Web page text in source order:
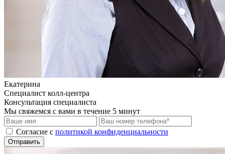
Екатерина
Специалист колл-центра
Консультация специалиста
Мы свяжемся с вами в течение 5 минут
Cогласие с политикой конфиденциальности
Отправить